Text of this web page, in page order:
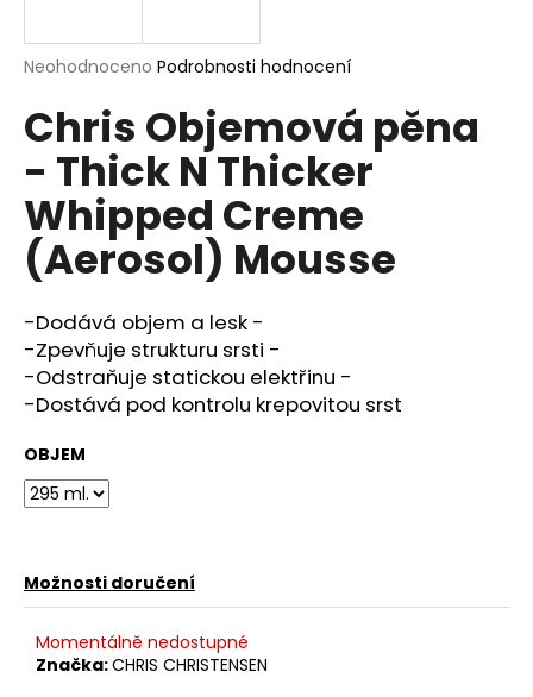
Průměrné
produktu
je
z
5
hvězdiček.
Neohodnoceno Podrobnosti hodnocení
Chris Objemová pěna
- Thick N Thicker
Whipped Creme
(Aerosol) Mousse
-Dodává objem a lesk -
-Zpevňuje strukturu srsti -
-Odstraňuje statickou elektřinu -
-Dostává pod kontrolu krepovitou srst
OBJEM
Možnosti doručení
Momentálně nedostupné
Značka:CHRIS CHRISTENSEN
j
t
?
HLEDAT
D
o
o
r
u
j
e
m
e